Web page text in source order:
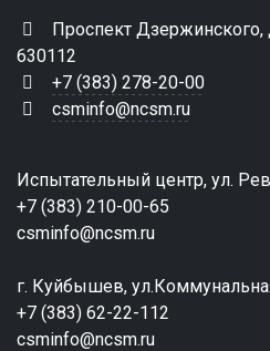
Проспект Дзержинского,
630112
+7 (383) 278-20-00
csminfo@ncsm.ru
Испытательный центр, ул.
+7 (383) 210-00-65
csminfo@ncsm.ru
г. Куйбышев,
+7 (383) 62-22-112
csminfo@ncsm.ru